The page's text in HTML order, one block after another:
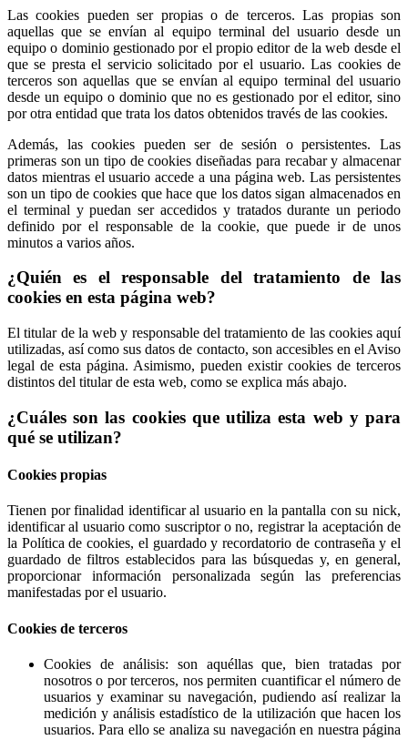
Las cookies pueden ser propias o de terceros. Las propias son
aquellas que se envían al equipo terminal del usuario desde un
equipo o dominio gestionado por el propio editor de la web desde el
que se presta el servicio solicitado por el usuario. Las cookies de
terceros son aquellas que se envían al equipo terminal del usuario
desde un equipo o dominio que no es gestionado por el editor, sino
por otra entidad que trata los datos obtenidos través de las cookies.
Además, las cookies pueden ser de sesión o persistentes. Las
primeras son un tipo de cookies diseñadas para recabar y almacenar
datos mientras el usuario accede a una página web. Las persistentes
son un tipo de cookies que hace que los datos sigan almacenados en
el terminal y puedan ser accedidos y tratados durante un periodo
definido por el responsable de la cookie, que puede ir de unos
minutos a varios años.
¿Quién es el responsable del tratamiento de las
cookies en esta página web?
El titular de la web y responsable del tratamiento de las cookies aquí
utilizadas, así como sus datos de contacto, son accesibles en el Aviso
legal de esta página. Asimismo, pueden existir cookies de terceros
distintos del titular de esta web, como se explica más abajo.
¿Cuáles son las cookies que utiliza esta web y para
qué se utilizan?
Cookies propias
Tienen por finalidad identificar al usuario en la pantalla con su nick,
identificar al usuario como suscriptor o no, registrar la aceptación de
la Política de cookies, el guardado y recordatorio de contraseña y el
guardado de filtros establecidos para las búsquedas y, en general,
proporcionar información personalizada según las preferencias
manifestadas por el usuario.
Cookies de terceros
Cookies de análisis: son aquéllas que, bien tratadas por
nosotros o por terceros, nos permiten cuantificar el número de
usuarios y examinar su navegación, pudiendo así realizar la
medición y análisis estadístico de la utilización que hacen los
usuarios. Para ello se analiza su navegación en nuestra página